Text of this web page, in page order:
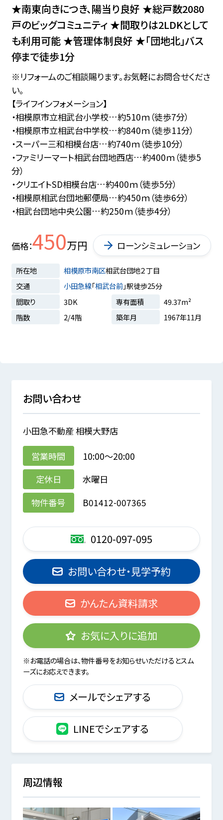
★南東向きにつき、陽当り良好 ★総戸数2080
戸のビッグコミュニティ ★間取りは2LDKとして
も利用可能 ★管理体制良好 ★「団地北」バス
停まで徒歩1分
※リフォームのご相談賜ります。お気軽にお問合せくださ
い。
【ライフインフォメーション】
・相模原市立相武台小学校…約510ｍ（徒歩7分）
・相模原市立相武台中学校…約840ｍ（徒歩11分）
・スーパー三和相模台店…約740ｍ（徒歩10分）
・ファミリーマート相武台団地西店…約400ｍ（徒歩5
分）
・クリエイトSD相模台店…約400ｍ（徒歩5分）
・相模原相武台団地郵便局…約450ｍ（徒歩6分）
・相武台団地中央公園…約250ｍ（徒歩4分）
価格 450万円 ローンシミュレーション
所在地 相模原市南区相武台団地２丁目
交通
小田急線「相武台前」駅徒歩25分
間取り
3DK 専有面積
49.37m²
階数
2/4階 築年月 1967年11月
お問い合わせ
小田急不動産 相模大野店
営業時間
10:00～20:00
定休日
水曜日
物件番号
B01412-007365
0120-097-095
お問い合わせ・見学予約
かんたん資料請求
お気に入りに追加
※お電話の場合は、物件番号をお知らせいただけるとスム
ーズにお応えできます。
メールでシェアする
LINEでシェアする
周辺情報